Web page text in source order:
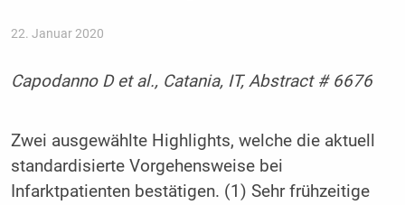
22. Januar 2020
Capodanno D et al., Catania, IT, Abstract # 6676
Zwei ausgewählte Highlights, welche die aktuell
standardisierte Vorgehensweise bei
Infarktpatienten bestätigen. (1) Sehr frühzeitige